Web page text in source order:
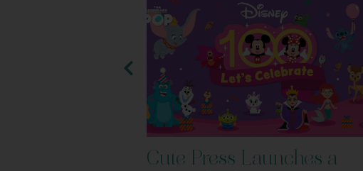
Cute Press Launches a